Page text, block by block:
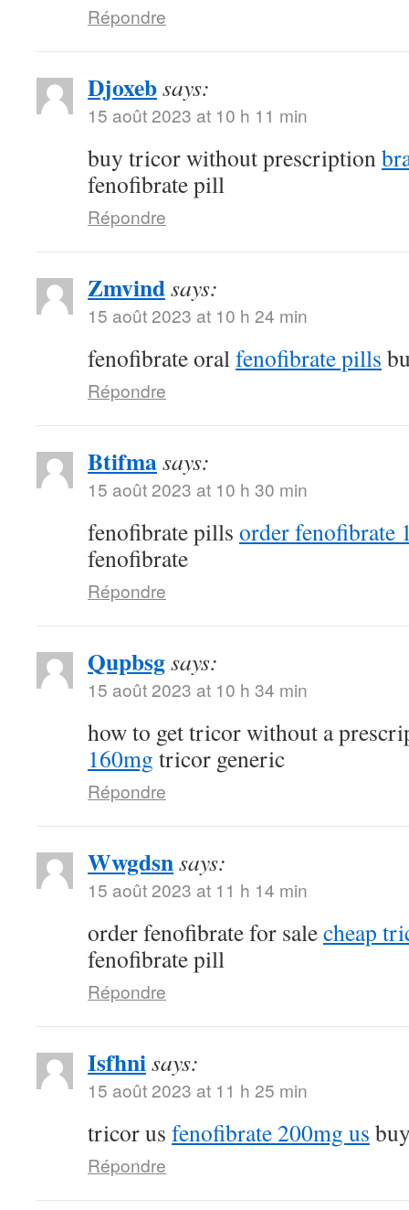
Répondre
Djoxebsays:
15 août 2023 at 10 h 11 min
buy tricor without prescription
fenofibrate pill
Répondre
Zmvindsays:
15 août 2023 at 10 h 24 min
fenofibrate oralfenofibrate pills
Répondre
Btifmasays:
15 août 2023 at 10 h 30 min
fenofibrate pills order fenofibrate
fenofibrate
Répondre
Qupbsgsays:
15 août 2023 at 10 h 34 min
how to get tricor without a
160mg tricor generic
Répondre
Wwgdsnsays:
15 août 2023 at 11 h 14 min
order fenofibrate for salecheap
fenofibrate pill
Répondre
Isfhnisays:
15 août 2023 at 11 h 25 min
tricor us fenofibrate 200mg us
Répondre